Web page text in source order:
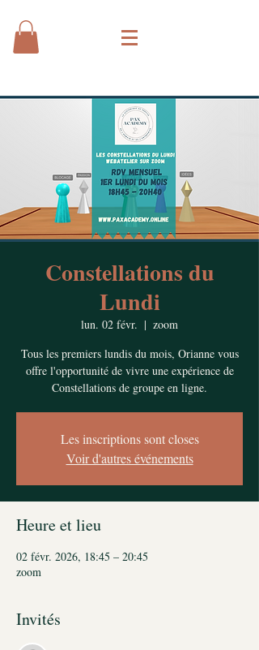
Constellations du
Lundi
lun. 02 févr.
  |
zoom
Tous les premiers lundis du mois, Orianne vous
offre l'opportunité de vivre une expérience de
Constellations de groupe en ligne.
Les inscriptions sont closes
Voir d'autres événements
Heure et lieu
02 févr. 2026, 18:45 – 20:45
zoom
Invités